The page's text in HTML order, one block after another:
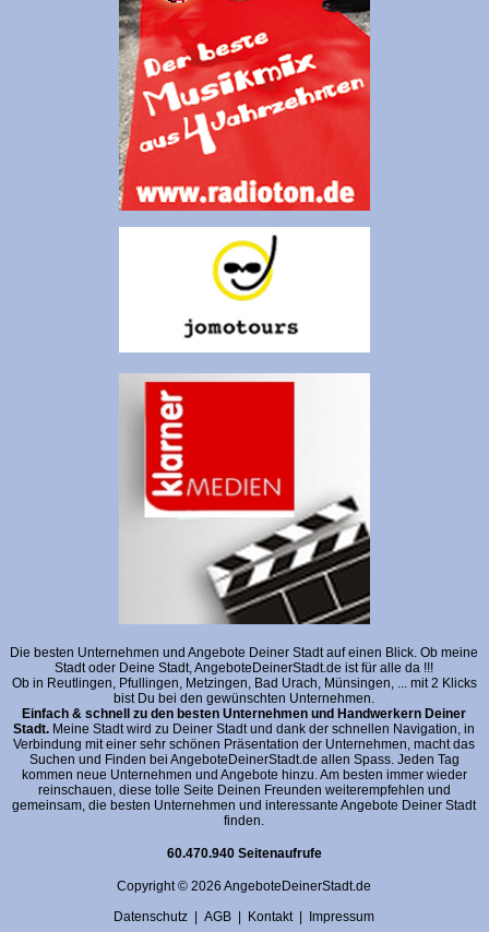
Die besten Unternehmen und Angebote Deiner Stadt auf einen Blick. Ob meine
Stadt oder Deine Stadt, AngeboteDeinerStadt.de ist für alle da !!!
Ob in Reutlingen, Pfullingen, Metzingen, Bad Urach, Münsingen, ... mit 2 Klicks
bist Du bei den gewünschten Unternehmen.
Einfach & schnell zu den besten Unternehmen und Handwerkern Deiner
Stadt. Meine Stadt wird zu Deiner Stadt und dank der schnellen Navigation, in
Verbindung mit einer sehr schönen Präsentation der Unternehmen, macht das
Suchen und Finden bei AngeboteDeinerStadt.de allen Spass. Jeden Tag
kommen neue Unternehmen und Angebote hinzu. Am besten immer wieder
reinschauen, diese tolle Seite Deinen Freunden weiterempfehlen und
gemeinsam, die besten Unternehmen und interessante Angebote Deiner Stadt
finden.
60.470.940 Seitenaufrufe
Copyright © 2026 AngeboteDeinerStadt.de
Datenschutz |AGB | Kontakt| Impressum